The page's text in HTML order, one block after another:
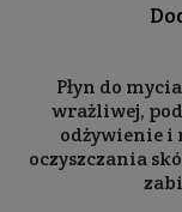
Płyn do
wrażliwej,
odżywienie i
oczyszczania